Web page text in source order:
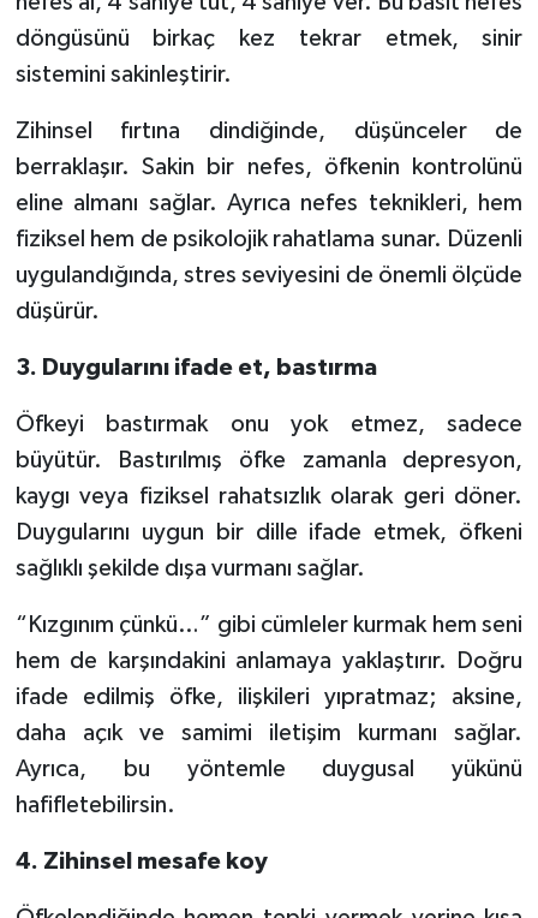
döngüsünü birkaç kez tekrar etmek, sinir
sistemini sakinleştirir.
Zihinsel fırtına dindiğinde, düşünceler de
berraklaşır. Sakin bir nefes, öfkenin kontrolünü
eline almanı sağlar. Ayrıca nefes teknikleri, hem
fiziksel hem de psikolojik rahatlama sunar. Düzenli
uygulandığında, stres seviyesini de önemli ölçüde
düşürür.
3. Duygularını ifade et, bastırma
Öfkeyi bastırmak onu yok etmez, sadece
büyütür. Bastırılmış öfke zamanla depresyon,
kaygı veya fiziksel rahatsızlık olarak geri döner.
Duygularını uygun bir dille ifade etmek, öfkeni
sağlıklı şekilde dışa vurmanı sağlar.
“Kızgınım çünkü…” gibi cümleler kurmak hem seni
hem de karşındakini anlamaya yaklaştırır. Doğru
ifade edilmiş öfke, ilişkileri yıpratmaz; aksine,
daha açık ve samimi iletişim kurmanı sağlar.
Ayrıca, bu yöntemle duygusal yükünü
hafifletebilirsin.
4. Zihinsel mesafe koy